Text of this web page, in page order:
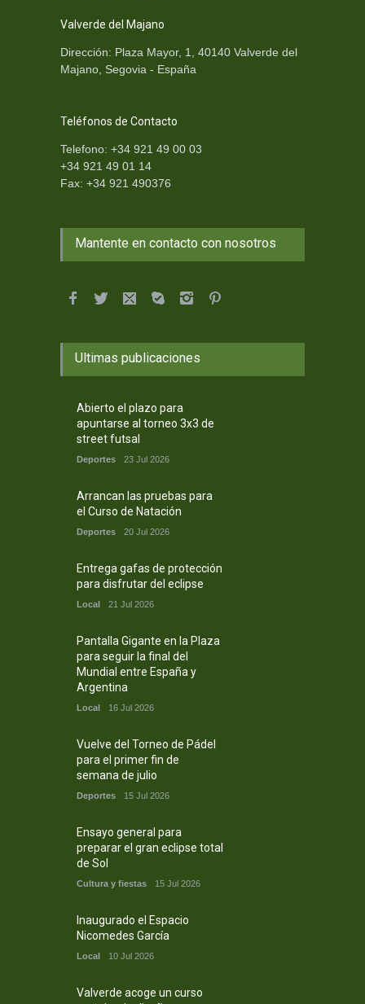
Valverde del Majano
Dirección: Plaza Mayor, 1, 40140 Valverde del
Majano, Segovia - España
Teléfonos de Contacto
Telefono: +34 921 49 00 03
+34 921 49 01 14
Fax: +34 921 490376
Mantente en contacto con nosotros
Ultimas publicaciones
Abierto el plazo para
apuntarse al torneo 3x3 de
street futsal
Deportes 23 Jul 2026
Arrancan las pruebas para
el Curso de Natación
Deportes 20 Jul 2026
Entrega gafas de protección
para disfrutar del eclipse
Local 21 Jul 2026
Pantalla Gigante en la Plaza
para seguir la final del
Mundial entre España y
Argentina
Local 16 Jul 2026
Vuelve del Torneo de Pádel
para el primer fin de
semana de julio
Deportes 15 Jul 2026
Ensayo general para
preparar el gran eclipse total
de Sol
Cultura y fiestas 15 Jul 2026
Inaugurado el Espacio
Nicomedes García
Local 10 Jul 2026
Valverde acoge un curso